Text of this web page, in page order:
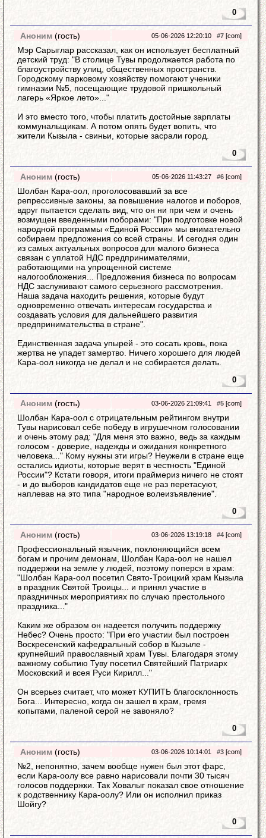
0
Аноним (гость) 05-06-2026 12:20:10 #7 [com]
Мэр Сарыглар рассказал, как он использует бесплатный
детский труд: "В столице Тувы продолжается работа по
благоустройству улиц, общественных пространств.
Городскому парковому хозяйству помогают ученики
гимназии №5, посещающие трудовой пришкольный
лагерь «Яркое лето»..."
И это вместо того, чтобы платить достойные зарплаты
коммунальщикам. А потом опять будет вопить, что
жители Кызыла - свиньи, которые засрали город.
0
Аноним (гость) 05-06-2026 11:43:27 #6 [com]
Шолбан Кара-оол, проголосовавший за все
репрессивные законы, за повышение налогов и поборов,
вдруг пытается сделать вид, что он ни при чем и очень
возмущен введенными поборами: "При подготовке новой
народной программы «Единой России» мы внимательно
собираем предложения со всей страны. И сегодня один
из самых актуальных вопросов для малого бизнеса
связан с уплатой НДС предпринимателями,
работающими на упрощенной системе
налогообложения... Предложения бизнеса по вопросам
НДС заслуживают самого серьезного рассмотрения.
Наша задача находить решения, которые будут
одновременно отвечать интересам государства и
создавать условия для дальнейшего развития
предпринимательства в стране".
Единственная задача упырей - это сосать кровь, пока
жертва не упадет замертво. Ничего хорошего для людей
Кара-оол никогда не делал и не собирается делать.
0
Аноним (гость) 03-06-2026 21:09:41 #5 [com]
Шолбан Кара-оол с отрицательным рейтингом внутри
Тувы нарисовал себе победу в игрушечном голосовании
и очень этому рад: "Для меня это важно, ведь за каждым
голосом - доверие, надежды и ожидания конкретного
человека..." Кому нужны эти игры? Неужели в стране еще
остались идиоты, которые верят в честность "Единой
России"? Кстати говоря, итоги праймериз ничего не стоят
- и до выборов кандидатов еще не раз перетасуют,
наплевав на это типа "народное волеизъявление".
0
Аноним (гость) 03-06-2026 13:19:18 #4 [com]
Профессиональный язычник, поклоняющийся всем
богам и прочим демонам, Шолбан Кара-оол не нашел
поддержки на земле у людей, поэтому поперся в храм:
"Шолбан Кара-оол посетил Свято-Троицкий храм Кызыла
в праздник Святой Троицы... и принял участие в
праздничных мероприятиях по случаю престольного
праздника..."
Каким же образом он надеется получить поддержку
Небес? Очень просто: "При его участии был построен
Воскресенский кафедральный собор в Кызыле -
крупнейший православный храм Тувы. Благодаря этому
важному событию Туву посетил Святейший Патриарх
Московский и всея Руси Кирилл..."
Он всерьез считает, что может КУПИТЬ благосклонность
Бога... Интересно, когда он зашел в храм, гремя
копытами, паленой серой не завоняло?
0
Аноним (гость) 03-06-2026 10:14:01 #3 [com]
№2, непонятно, зачем вообще нужен был этот фарс,
если Кара-оолу все равно нарисовали почти 30 тысяч
голосов поддержки. Так Ховалыг показал свое отношение
к родственнику Кара-оолу? Или он исполнил приказ
Шойгу?
0